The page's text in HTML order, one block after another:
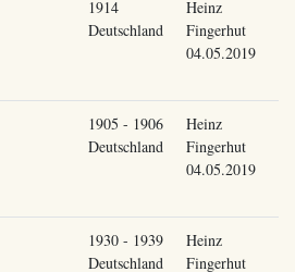
1914
Deutschland
Heinz
Fingerhut
04.05.2019
1905 - 1906
Deutschland
Heinz
Fingerhut
04.05.2019
1930 - 1939
Deutschland
Heinz
Fingerhut